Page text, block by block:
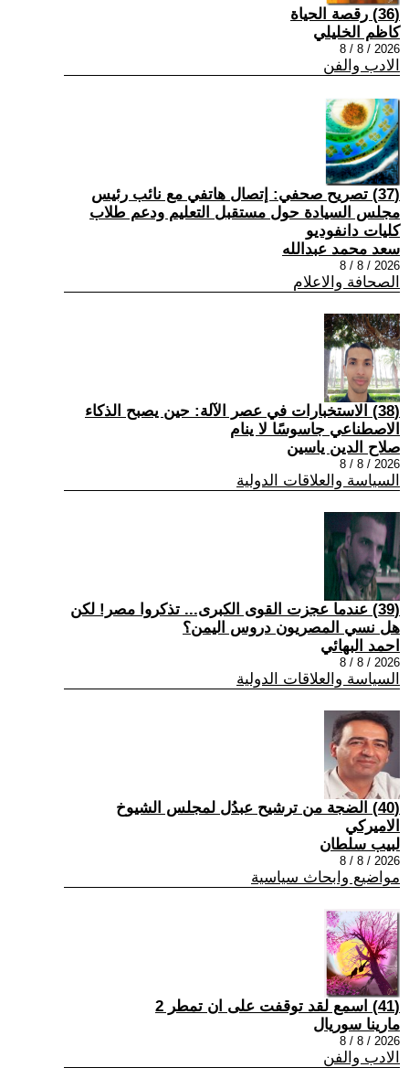
(36) رقصة الحياة
كاظم الخليلي
2026 / 8 / 8
الادب والفن
(37) تصريح صحفي: إتصال هاتفي مع نائب رئيس
مجلس السيادة حول مستقبل التعليم ودعم طلاب
كليات دانفوديو
سعد محمد عبدالله
2026 / 8 / 8
الصحافة والاعلام
(38) الاستخبارات في عصر الآلة: حين يصبح الذكاء
الاصطناعي جاسوسًا لا ينام
صلاح الدين ياسين
2026 / 8 / 8
السياسة والعلاقات الدولية
(39) عندما عجزت القوى الكبرى... تذكروا مصر! لكن
هل نسي المصريون دروس اليمن؟
احمد البهائي
2026 / 8 / 8
السياسة والعلاقات الدولية
(40) الضجة من ترشيح عبدُل لمجلس الشيوخ
الاميركي
لبيب سلطان
2026 / 8 / 8
مواضيع وابحاث سياسية
(41) اسمع لقد توقفت على ان تمطر 2
مارينا سوريال
2026 / 8 / 8
الادب والفن